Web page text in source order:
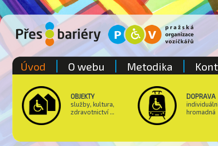
OBJEKTY
služby, kultura,
zdravotnictví ...
DOPRAVA
hromadná
Úvod O webu Metodika